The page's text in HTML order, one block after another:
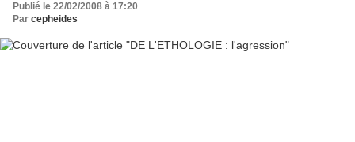
Publié le 22/02/2008 à 17:20
Par cepheides